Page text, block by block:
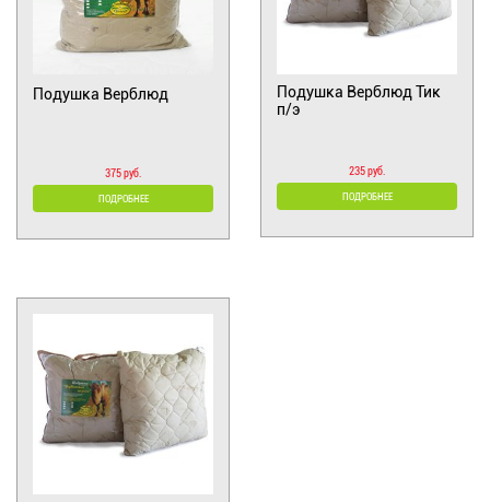
Подушка Верблюд
375 руб.
ПОДРОБНЕЕ
Подушка Верблюд Тик
п/э
235 руб.
ПОДРОБНЕЕ